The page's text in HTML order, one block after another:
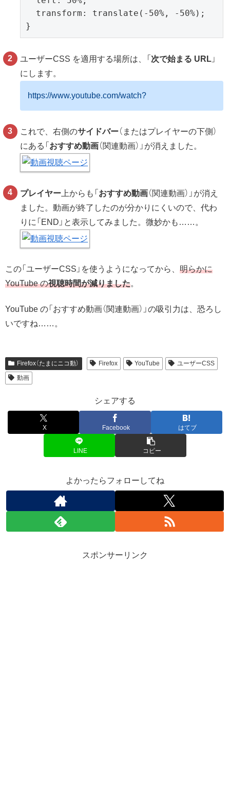
  transform: translate(-50%, -50%);
}
ユーザーCSS を適用する場所は、「 次で始まる URL 」
にします。
https://www.youtube.com/watch?
これで、右側のサイドバー（またはプレイヤーの下側）
にある「 おすすめ動画（関連動画）」が消えました。
プレイヤー 上からも「 おすすめ動画（関連動画）」が消え
ました。動画が終了したのが分かりにくいので、代わ
りに「END」と表示してみました。微妙かも……。
この「ユーザーCSS」を使うようになってから、 明らかに
YouTube の視聴時間が減りました。
YouTube の「おすすめ動画（関連動画）」の吸引力は、恐ろし
いですね……。
Firefox（たまにニコ動） Firefox YouTube
ユーザーCSS
動画
シェアする
X Facebook はてブ
LINE コピー
よかったらフォローしてね
スポンサーリンク